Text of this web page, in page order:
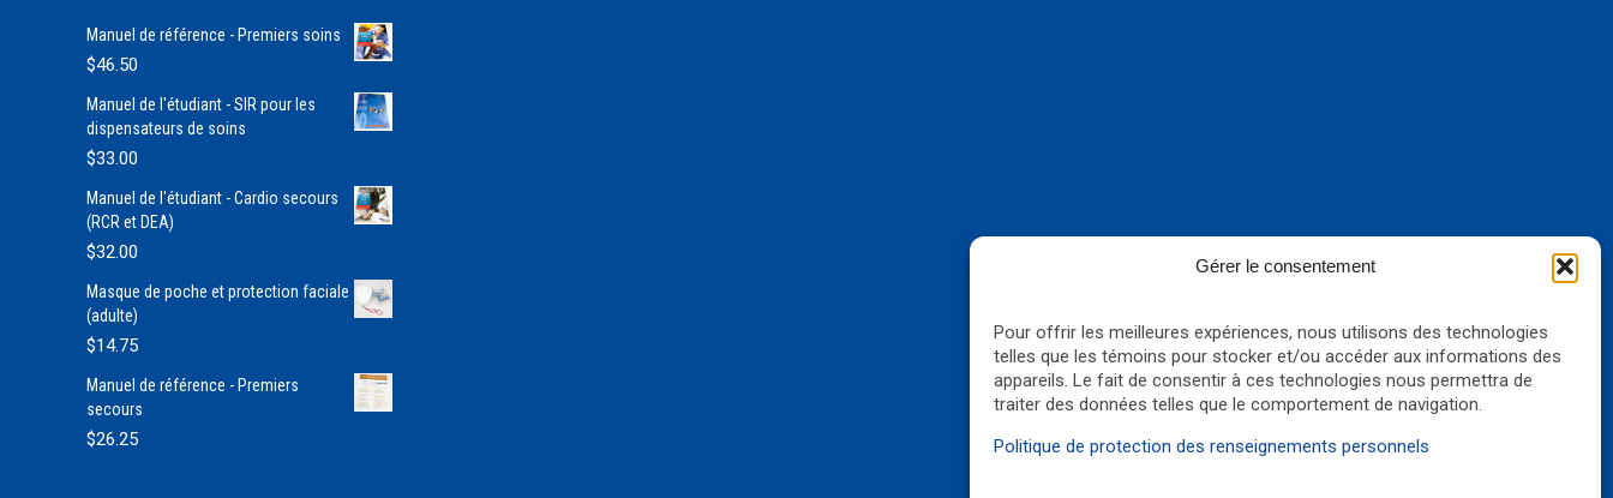
Gérer le consentement
Pour offrir les meilleures expériences, nous utilisons des technologies
telles que les témoins pour stocker et/ou accéder aux informations des
appareils. Le fait de consentir à ces technologies nous permettra de
traiter des données telles que le comportement de navigation.
Politique de protection des renseignements personnels
Manuel de référence - Premiers soins
$46.50
Manuel de l'étudiant - SIR pour les
dispensateurs de soins
$33.00
Manuel de l'étudiant - Cardio secours
(RCR et DEA)
$32.00
Masque de poche et protection faciale
(adulte)
$14.75
Manuel de référence - Premiers
secours
$26.25